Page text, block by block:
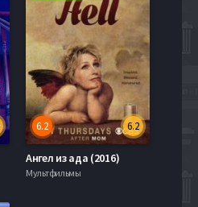
6.2
6.2
Ангел из ада (2016)
Мультфильмы